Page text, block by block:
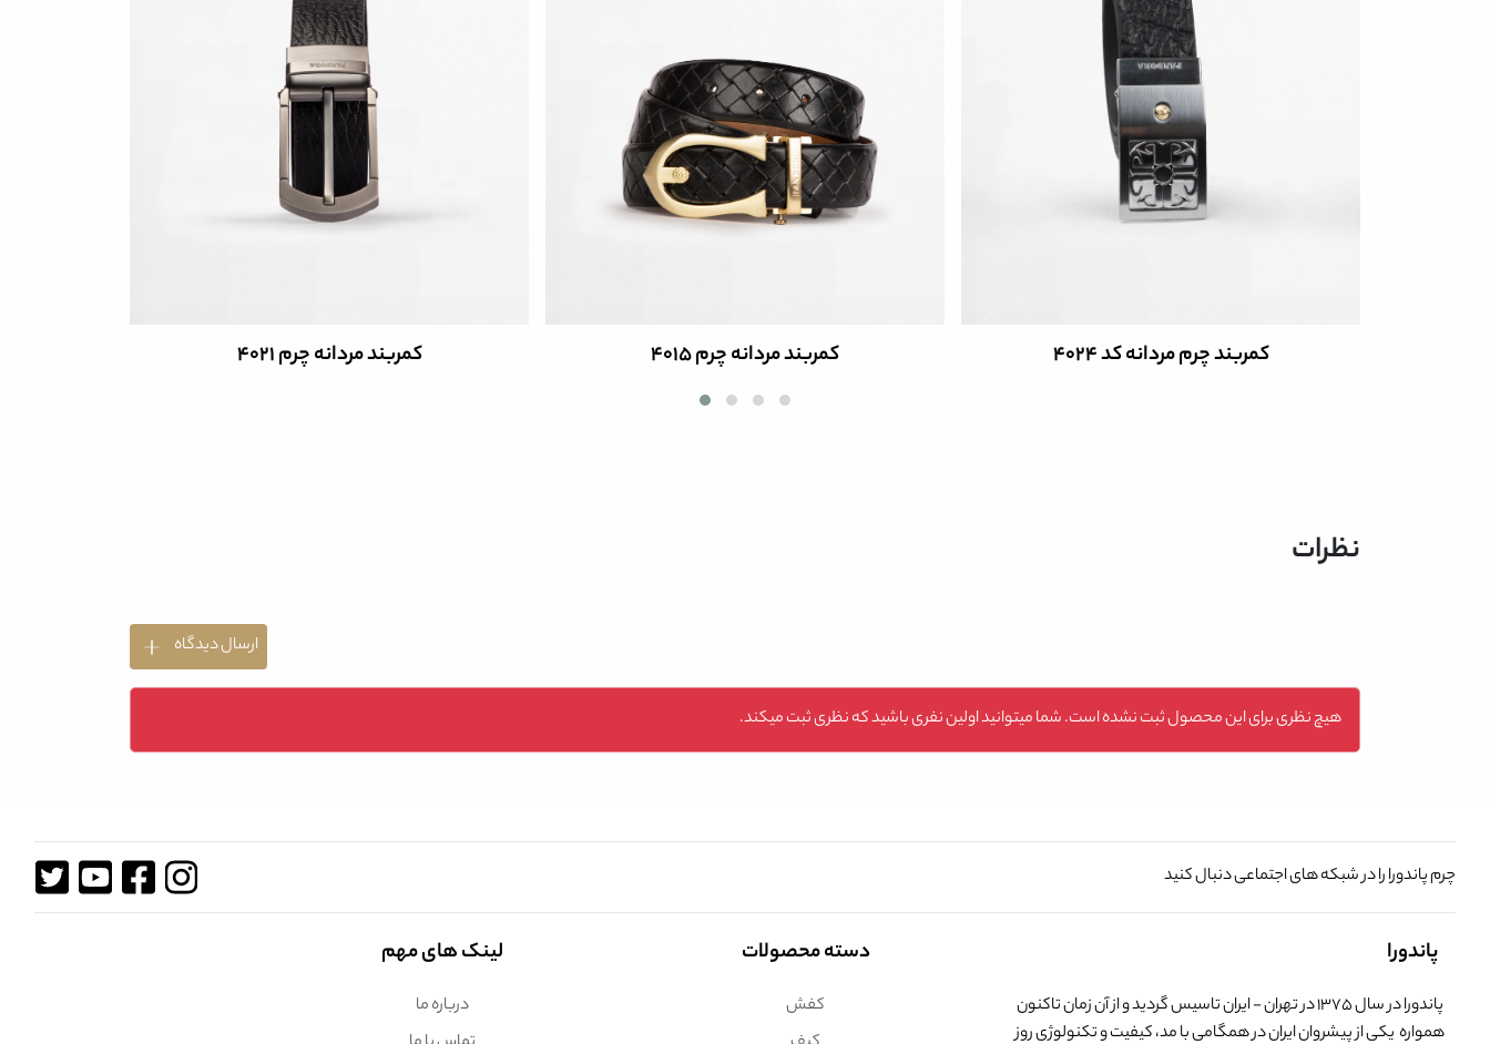
کمربند چرم مردانه کد 4024 کمربند مردانه چرم 4015 کمربند مردانه چرم 4021
نظرات
ارسال دیدگاه
هیچ نظری برای این محصول ثبت نشده است. شما میتوانید اولین نفری باشید که نظری ثبت میکند.
چرم پاندورا را در شبکه های اجتماعی دنبال کنید
پاندورا
پاندورا در سال 1375 در تهران - ایران تاسیس گردید و از آن زمان تاکنون
همواره یکی از پیشروان ایران در همگامی با مد، کیفیت و تکنولوژی روز
دسته محصولات
کفش
لینک های مهم
درباره ما